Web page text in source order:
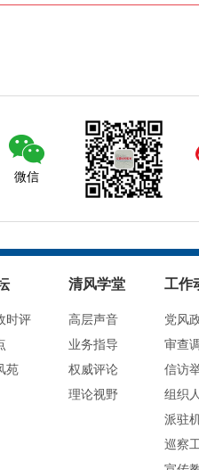
微信
时评
苑
清风学堂
高层声音
业务指导
权威评论
理论视野
工作
党风
审查
信访
组织
派驻
巡察